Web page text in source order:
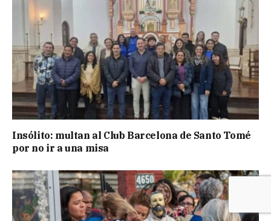
Insólito: multan al Club Barcelona de Santo Tomé
por no ir a una misa